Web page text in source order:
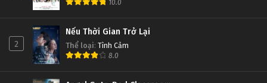
10.0
2
Nếu Thời Gian Trở Lại
Thể loại: Tình Cảm
8.0